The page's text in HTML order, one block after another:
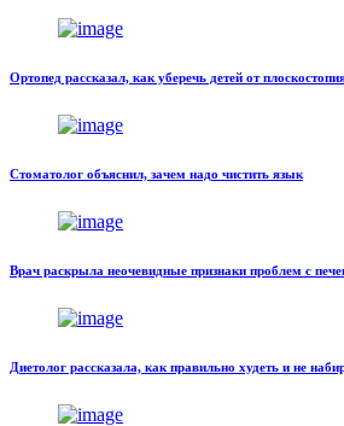
Ортопед рассказал, как уберечь детей от
Стоматолог объяснил, зачем надо чистить язык
Врач раскрыла неочевидные признаки проблем с
Диетолог рассказала, как правильно худеть и не